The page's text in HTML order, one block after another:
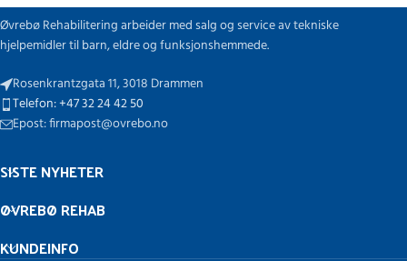
Øvrebø Rehabilitering arbeider med salg og service av tekniske
hjelpemidler til barn, eldre og funksjonshemmede.
Rosenkrantzgata 11, 3018 Drammen
Telefon: +47 32 24 42 50
Epost: firmapost@ovrebo.no
SISTE NYHETER
ØVREBØ REHAB
KUNDEINFO